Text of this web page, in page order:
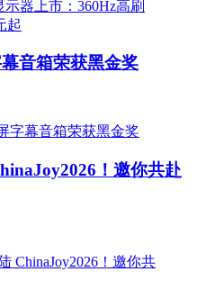
音箱荣获黑金奖
！邀你共赴